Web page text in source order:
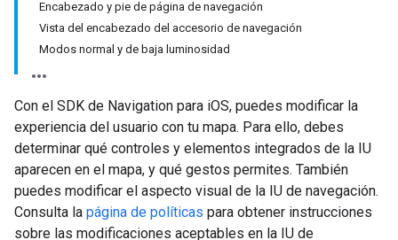
Encabezado y pie de página de navegación
Vista del encabezado del accesorio de navegación
Modos normal y de baja luminosidad
Con el SDK de Navigation para iOS, puedes modificar la
experiencia del usuario con tu mapa. Para ello, debes
determinar qué controles y elementos integrados de la IU
aparecen en el mapa, y qué gestos permites. También
puedes modificar el aspecto visual de la IU de navegación.
Consulta la página de políticas para obtener instrucciones
sobre las modificaciones aceptables en la IU de